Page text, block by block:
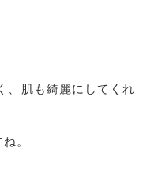
、肌も綺麗にしてくれ
。